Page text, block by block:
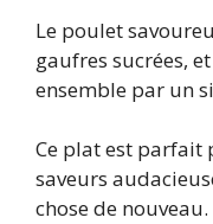
Le poulet
gaufres sucrées,
ensemble par un
Ce plat est parfait
saveurs
chose de nouveau.